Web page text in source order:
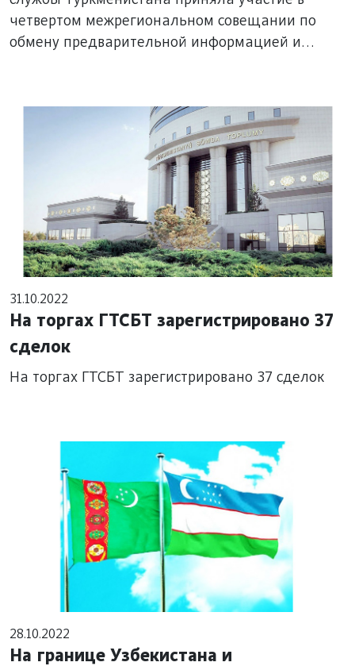
обмену предварительной
информацией и контролю грузов
четвертом межрегиональном совещании по
обмену предварительной информацией и
31.10.2022
На торгах ГТСБТ зарегистрировано 37
сделок
На торгах ГТСБТ зарегистрировано 37 сделок
28.10.2022
На границе Узбекистана и